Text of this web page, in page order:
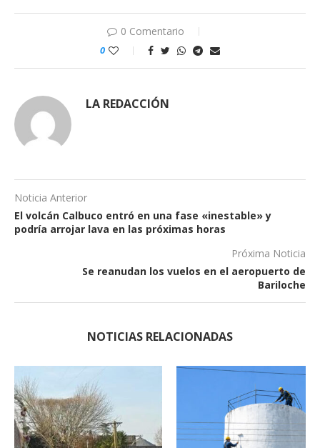
0 Comentario
0
LA REDACCIÓN
Noticia Anterior
El volcán Calbuco entró en una fase «inestable» y
podría arrojar lava en las próximas horas
Próxima Noticia
Se reanudan los vuelos en el aeropuerto de
Bariloche
NOTICIAS RELACIONADAS